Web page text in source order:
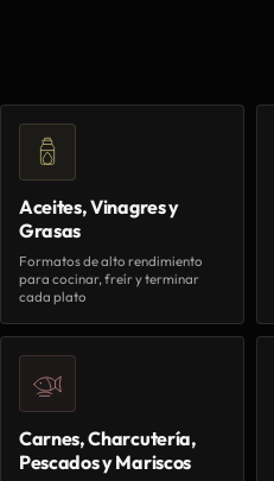
Aceites, Vinagres y
Grasas
Formatos de alto rendimiento
para cocinar, freír y terminar
cada plato
Carnes, Charcutería,
Pescados y Mariscos